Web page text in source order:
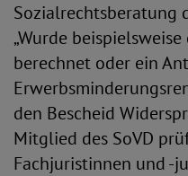
Sozialrechtsberatung
„Wurde
berechnet oder ein
den Bescheid
Mitglied des SoVD
Fachjuristinnen und -